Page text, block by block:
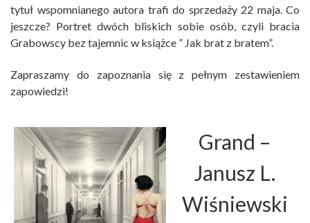
tytuł wspomnianego autora trafi do sprzedaży 22 maja. Co
jeszcze? Portret dwóch bliskich sobie osób, czyli bracia
Grabowscy bez tajemnic w książce ” Jak brat z bratem”.
Zapraszamy do zapoznania się z pełnym zestawieniem
zapowiedzi!
Grand –
Janusz L.
Wiśniewski